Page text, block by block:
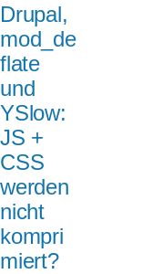
Drupal,
mod_de
flate
und
YSlow:
JS +
CSS
werden
nicht
kompri
miert?